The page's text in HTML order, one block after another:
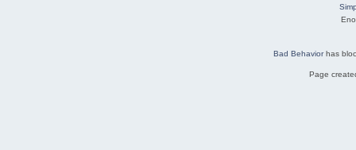
Bad Behaviorhas
Page